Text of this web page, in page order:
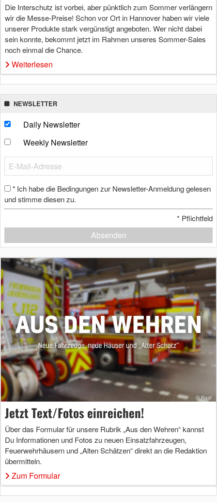
Die Interschutz ist vorbei, aber pünktlich zum Sommer verlängern
wir die Messe-Preise! Schon vor Ort in Hannover haben wir viele
unserer Produkte stark vergünstigt angeboten. Wer nicht dabei
sein konnte, bekommt jetzt im Rahmen unseres Sommer-Sales
noch einmal die Chance.
Weiterlesen
NEWSLETTER
Daily Newsletter
Weekly Newsletter
* Ich habe die Bedingungen zur Newsletter-Anmeldung gelesen
und stimme diesen zu.
* Pflichtfeld
Absenden
Jetzt Text/Fotos einreichen!
Über das Formular für unsere Rubrik „Aus den Wehren“ kannst
Du Informationen und Fotos zu neuen Einsatzfahrzeugen,
Feuerwehrhäusern und „Alten Schätzen“ direkt an die Redaktion
übermitteln.
Zum Formular